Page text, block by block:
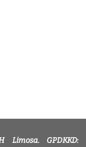
Limosa. GPDKKD: